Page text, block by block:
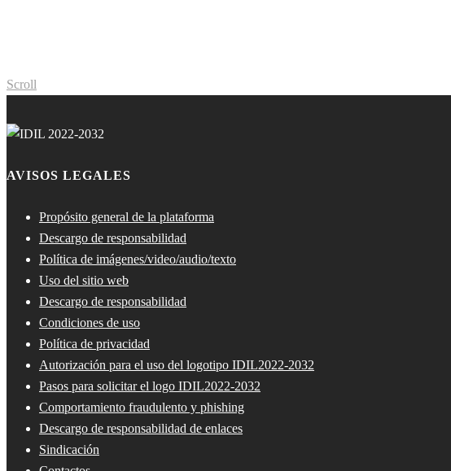
Scroll
AVISOS LEGALES
Propósito general de la plataforma
Descargo de responsabilidad
Política de imágenes/video/audio/texto
Uso del sitio web
Descargo de responsabilidad
Condiciones de uso
Política de privacidad
Autorización para el uso del logotipo IDIL2022-2032
Pasos para solicitar el logo IDIL2022-2032
Comportamiento fraudulento y phishing
Descargo de responsabilidad de enlaces
Sindicación